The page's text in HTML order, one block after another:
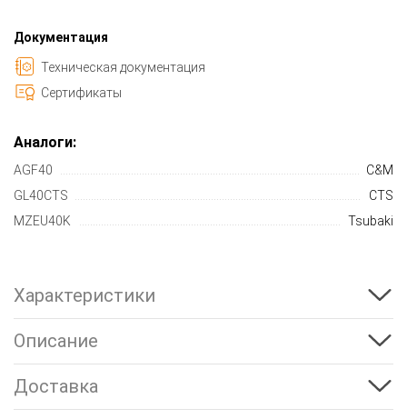
Документация
Техническая документация
Сертификаты
Аналоги:
AGF40
C&M
GL40CTS
CTS
MZEU40K
Tsubaki
Характеристики
Описание
Доставка